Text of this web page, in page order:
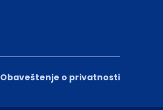
Obaveštenje o privatnosti